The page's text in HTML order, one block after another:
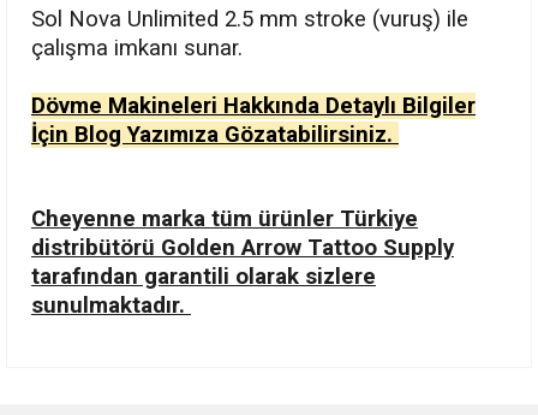
Sol Nova Unlimited 2.5 mm stroke (vuruş) ile
çalışma imkanı sunar.
Dövme Makineleri Hakkında Detaylı Bilgiler
İçin Blog Yazımıza Gözatabilirsiniz.
Cheyenne marka tüm ürünler Türkiye
distribütörü Golden Arrow Tattoo Supply
tarafından garantili olarak sizlere
sunulmaktadır.